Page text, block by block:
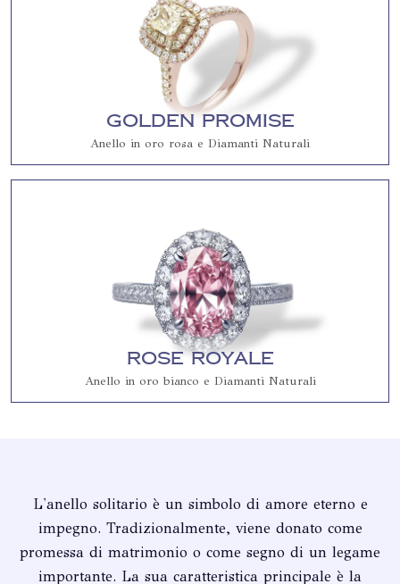
Golden Promise
Anello in oro rosa e Diamanti Naturali
Rose Royale
Anello in oro bianco e Diamanti Naturali
L'anello solitario è un simbolo di amore eterno e
impegno. Tradizionalmente, viene donato come
promessa di matrimonio o come segno di un legame
importante. La sua caratteristica principale è la